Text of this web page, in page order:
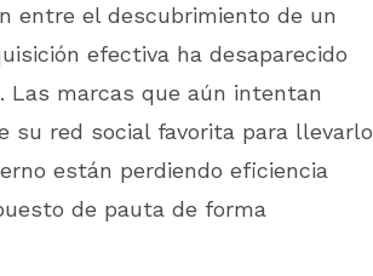
entre el descubrimiento de un
efectiva ha desaparecido
Las marcas que aún intentan
su red social favorita para llevarlo
están perdiendo eficiencia
de pauta de forma